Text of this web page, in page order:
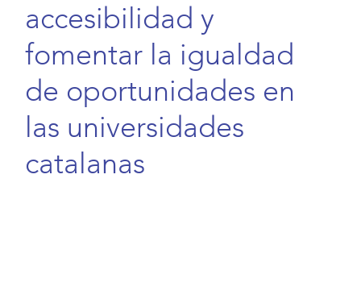
accesibilidad y
fomentar la igualdad
de oportunidades en
las universidades
catalanas